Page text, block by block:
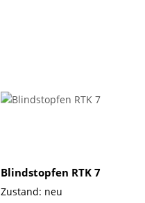
Blindstopfen RTK 7
Zustand: neu